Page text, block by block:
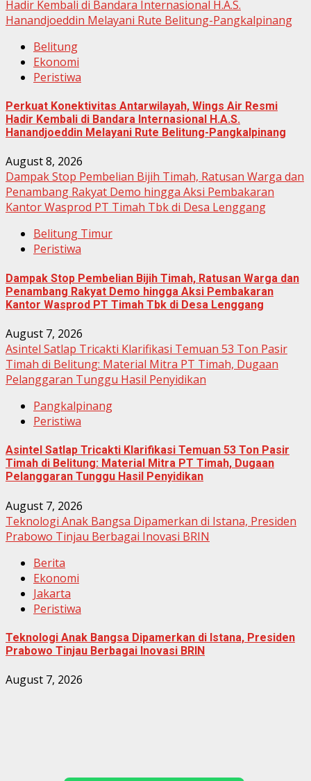
Hadir Kembali di Bandara Internasional H.A.S.
Hanandjoeddin Melayani Rute Belitung-Pangkalpinang
Belitung
Ekonomi
Peristiwa
Perkuat Konektivitas Antarwilayah, Wings Air Resmi
Hadir Kembali di Bandara Internasional H.A.S.
Hanandjoeddin Melayani Rute Belitung-Pangkalpinang
August 8, 2026
Dampak Stop Pembelian Bijih Timah, Ratusan Warga dan
Penambang Rakyat Demo hingga Aksi Pembakaran
Kantor Wasprod PT Timah Tbk di Desa Lenggang
Belitung Timur
Peristiwa
Dampak Stop Pembelian Bijih Timah, Ratusan Warga dan
Penambang Rakyat Demo hingga Aksi Pembakaran
Kantor Wasprod PT Timah Tbk di Desa Lenggang
August 7, 2026
Asintel Satlap Tricakti Klarifikasi Temuan 53 Ton Pasir
Timah di Belitung: Material Mitra PT Timah, Dugaan
Pelanggaran Tunggu Hasil Penyidikan
Pangkalpinang
Peristiwa
Asintel Satlap Tricakti Klarifikasi Temuan 53 Ton Pasir
Timah di Belitung: Material Mitra PT Timah, Dugaan
Pelanggaran Tunggu Hasil Penyidikan
August 7, 2026
Teknologi Anak Bangsa Dipamerkan di Istana, Presiden
Prabowo Tinjau Berbagai Inovasi BRIN
Berita
Ekonomi
Jakarta
Peristiwa
Teknologi Anak Bangsa Dipamerkan di Istana, Presiden
Prabowo Tinjau Berbagai Inovasi BRIN
August 7, 2026